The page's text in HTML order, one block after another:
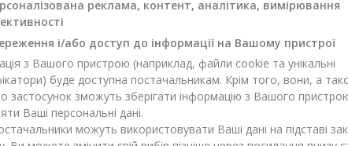
Оксана Василівна 28.01.2026
чудові
17.10.2025
за те що ви вчасно доставляєте сюрпризи
реклама, контент, аналітика, вимірювання
і/або доступ до інформації на Вашому пристрої
з Вашого пристрою (наприклад, файли cookie та унікальні
буде доступна постачальникам. Крім того, вони, а
застосунок зможуть зберігати інформацію з Вашого
Ваші персональні дані.
можуть використовувати Ваші дані на підставі